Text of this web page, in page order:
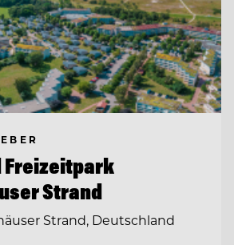
Freizeitpark
Strand
Strand, Deutschland